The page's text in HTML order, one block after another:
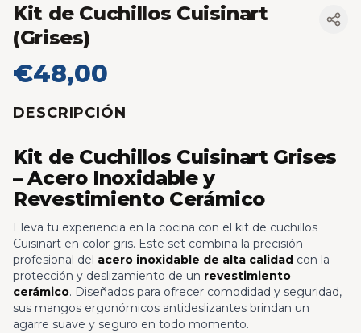
Kit de Cuchillos Cuisinart
(Grises)
€48,00
DESCRIPCIÓN
Kit de Cuchillos Cuisinart Grises
– Acero Inoxidable y
Revestimiento Cerámico
Eleva tu experiencia en la cocina con el kit de cuchillos
Cuisinart en color gris. Este set combina la precisión
profesional del acero inoxidable de alta calidad con la
protección y deslizamiento de un revestimiento
cerámico. Diseñados para ofrecer comodidad y seguridad,
sus mangos ergonómicos antideslizantes brindan un
agarre suave y seguro en todo momento.